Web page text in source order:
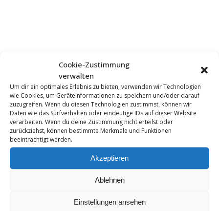
Cookie-Zustimmung
verwalten
Um dir ein optimales Erlebnis zu bieten, verwenden wir Technologien
wie Cookies, um Geräteinformationen zu speichern und/oder darauf
zuzugreifen. Wenn du diesen Technologien zustimmst, können wir
Daten wie das Surfverhalten oder eindeutige IDs auf dieser Website
verarbeiten. Wenn du deine Zustimmung nicht erteilst oder
zurückziehst, können bestimmte Merkmale und Funktionen
beeinträchtigt werden.
Akzeptieren
Ablehnen
Einstellungen ansehen
KOMMENTAR HINZUFÜGEN